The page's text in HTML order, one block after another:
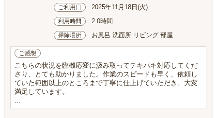
ご利用日 2025年11月18日(火)
利用時間 2.0時間
掃除場所 お風呂 洗面所 リビング 部屋
ご感想
こちらの状況を臨機応変に汲み取ってテキパキ対応してくだ
さり、とても助かりました。作業のスピードも早く、依頼し
ていた範囲以上のところまで丁寧に仕上げていただき、大変
満足しています。